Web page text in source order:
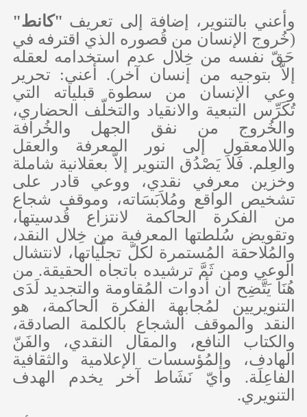
وأعني بالتنوير، إضافة إلى تعريف "كانط"
(خُروج الإنسان من قُصوره الذي اقترفه في
حَقّ نفسه من خِلال عدم استخدامه لعقله
إلاّ بتوجيه من إنسان آخر). أعني: تحرير
وعي الإنسان من سطوة قبلياته التي
تُكَرِّس التبعية والانقياد والتخلّف الحضاري،
والخُروج من نفق الجهل والخُرافة
واللامعقول إلى نور المعرفة والعقل
والعِلم. فَلاَ يَصْدُق التنوير إلاّ بعقلانية شاملة
وخزين معرفي نقدي، ووعي قادر على
تشخيص الواقع ومُلاَبَسَاته، وموقف شجاع
من الفكرة الحاكمة لانتزاع قُدسيتها،
وتقويض سُلطتها المعرفية من خِلال النقد،
والمُلاحقة المُستمرة لكلّ تجلّياتها، لانتشال
الوعي ومن ثَمَّ ترشيده باتجاه الحقيقة. من
هُنَا يَتَّضِح أن أدوات المُقاومة والتجديد لَدَى
التنويريين لمُجابهة الفكرة الحاكمة، هو
النقد والموقف الشجاع بالكلمة الصادقة،
والكتاب النافع، والمقال النقدي، والفَنّ
الهادف، والمُؤسسات الإعلامية والثقافية
الفاعِلَة. وأيّ نَشَاط آخر يخدم الهدف
التنويري.